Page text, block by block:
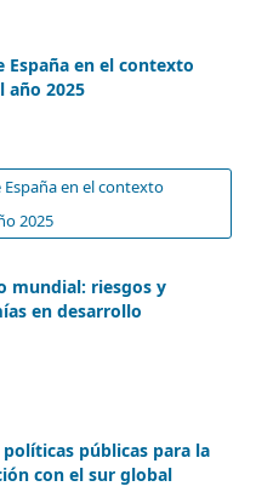
España en el contexto
año 2025
en el contexto
2025
mundial: riesgos y
en desarrollo
públicas para la
con el sur global